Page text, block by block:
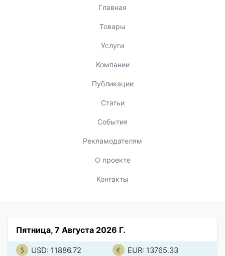
Главная
Товары
Услуги
Компании
Публикации
Статьи
События
Рекламодателям
О проекте
Контакты
Пятница, 7 Августа 2026 Г.
USD: 11886.72 EUR: 13765.33